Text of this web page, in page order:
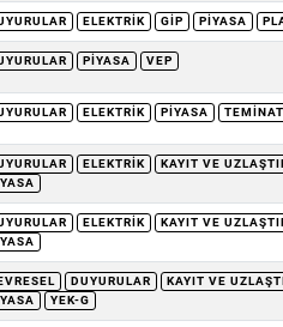
ELEKTRIK GİP PIYASA
PIYASA VEP
ELEKTRIK PIYASA
ELEKTRIK
KAYIT VE
ELEKTRIK
KAYIT VE
DUYURULAR
KAYIT VE
YEK-G